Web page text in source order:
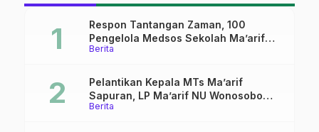
Berita
Respon Tantangan Zaman, 100
Pengelola Medsos Sekolah Ma’arif
Pekalongan Ikuti Pelatihan Literasi
Berita
Pelantikan Kepala MTs Ma’arif
Sapuran, LP Ma’arif NU Wonosobo
Tekankan Lima Amanah